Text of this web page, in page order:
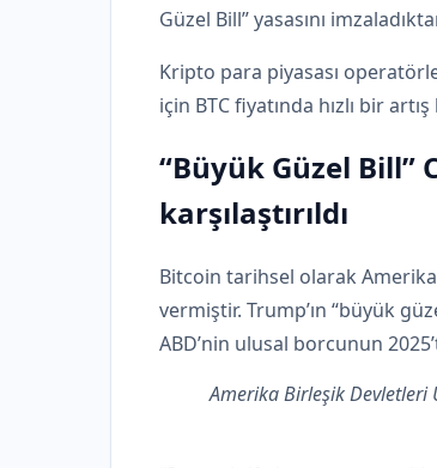
Güzel Bill” yasasını
Kripto para piyasası
için BTC fiyatında hızlı bir
“Büyük Güzel Bill”
karşılaştırıldı
Bitcoin tarihsel olarak
vermiştir. Trump’ın “büyük
ABD’nin ulusal borcunun
Amerika Birleşik Devletleri